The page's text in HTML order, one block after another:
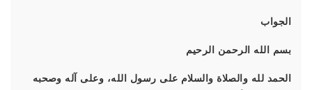
الجواب
بسم الله الرحمن الرحيم
الحمد لله والصلاة والسلام على رسول الله، وعلى آله وصحبه